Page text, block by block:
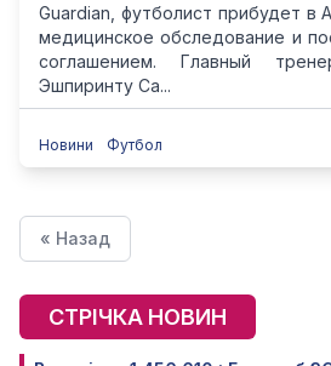
Guardian, футболист прибудет в
медицинское обследование и
соглашением. Главный
Эшпиринту Са...
Новини Футбол
« Назад
СТРІЧКА НОВИН